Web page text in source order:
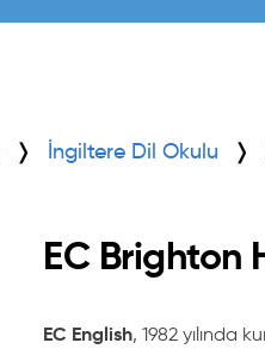
İngiltere Dil Okulu
EC Brighton
EC English, 1982 yılında